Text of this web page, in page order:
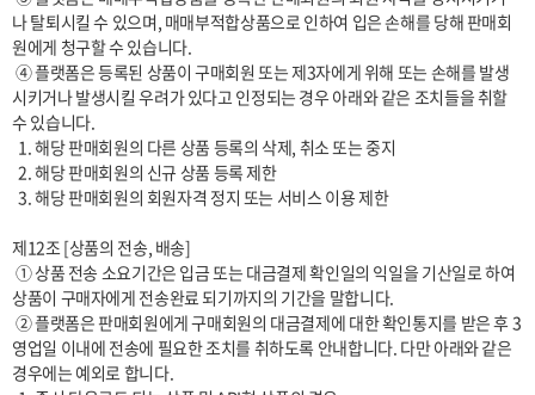
나 탈퇴시킬 수 있으며, 매매부적합상품으로 인하여 입은 손해를 당해 판매회
원에게 청구할 수 있습니다.
시키거나 발생시킬 우려가 있다고 인정되는 경우 아래와 같은 조치들을 취할
수 있습니다.
  2. 해당 판매회원의 신규 상품 등록 제한
  3. 해당 판매회원의 회원자격 정지 또는 서비스 이용 제한
제12조 [상품의 전송, 배송]
상품이 구매자에게 전송완료 되기까지의 기간을 말합니다.
영업일 이내에 전송에 필요한 조치를 취하도록 안내합니다. 다만 아래와 같은
경우에는 예외로 합니다.